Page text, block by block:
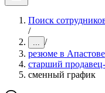
Поиск
/
... /
резюме в Апастове
старший
сменный график